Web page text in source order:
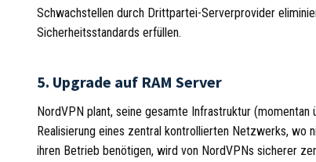
Schwachstellen durch Drittpartei-Serverprovider
Sicherheitsstandards erfüllen.
5. Upgrade auf RAM Server
NordVPN plant, seine gesamte Infrastruktur
Realisierung eines zentral kontrollierten Netzwerks,
ihren Betrieb benötigen, wird von NordVPNs sicherer